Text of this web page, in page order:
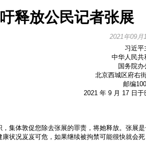
释放公民记者张展
2021年09月
习近平
中华人民共
国务院办
北京西城区府右
邮编
2021 年 9 月 17 日于
集体敦促您除去张展的罪责，将她释放。张展
状况岌岌可危，如果继续被拘禁可能很快就会死